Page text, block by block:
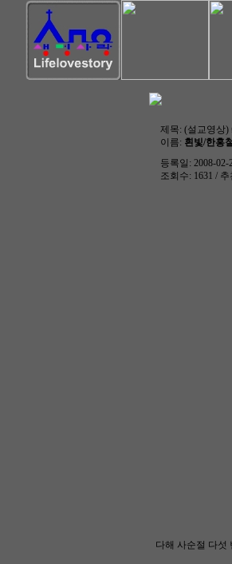
제목: (설교영상)
이름: 흰빛/한홍철
등록일: 2008-02-
조회수: 1631 /
다해 사순절 다섯